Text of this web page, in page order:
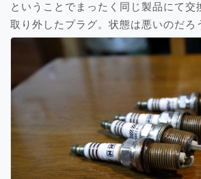
ということでまったく同じ製品にて交
取り外したプラグ。状態は悪いのだろ